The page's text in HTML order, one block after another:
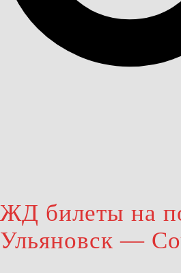
ЖД билеты на
Ульяновск —